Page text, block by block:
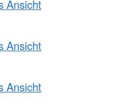
Ansicht
Ansicht
Ansicht